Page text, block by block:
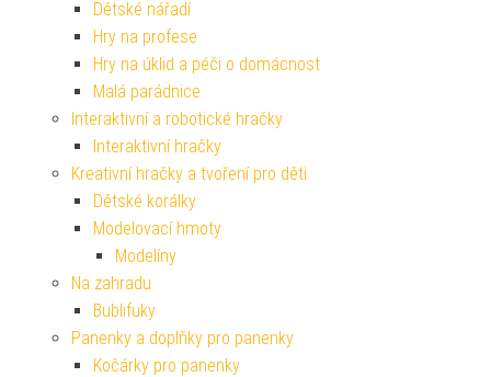
Dětské nářadí
Hry na profese
Hry na úklid a péči o domácnost
Malá parádnice
Interaktivní a robotické hračky
Interaktivní hračky
Kreativní hračky a tvoření pro děti
Dětské korálky
Modelovací hmoty
Modelíny
Na zahradu
Bublifuky
Panenky a doplňky pro panenky
Kočárky pro panenky